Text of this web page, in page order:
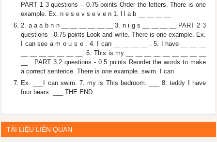
PART 1 3 questions – 0.75 points Order the letters. There is one
example. Ex. n e s e v s e v e n 1. l l a b __ __ __ __
2. a a a b n n __ __ __ __ __ __ 3. n i g s __ __ __ __ PART 2 3
questions - 0.75 points Look and write. There is one example. Ex.
I can see a m o u s e . 4. I can __ __ __ __ . 5. I have __ __ __
__ __ __ __ __ __ __. 6. This is my __ __ __ __ __ __ __ __ __
__ . PART 3 2 questions - 0.5 points Reorder the words to make
a correct sentence. There is one example. swim. I can
Ex. ___I can swim. 7. my is This bedroom. ___ 8. teddy I have
four bears. ___ THE END.
TÀI LIỆU LIÊN QUAN